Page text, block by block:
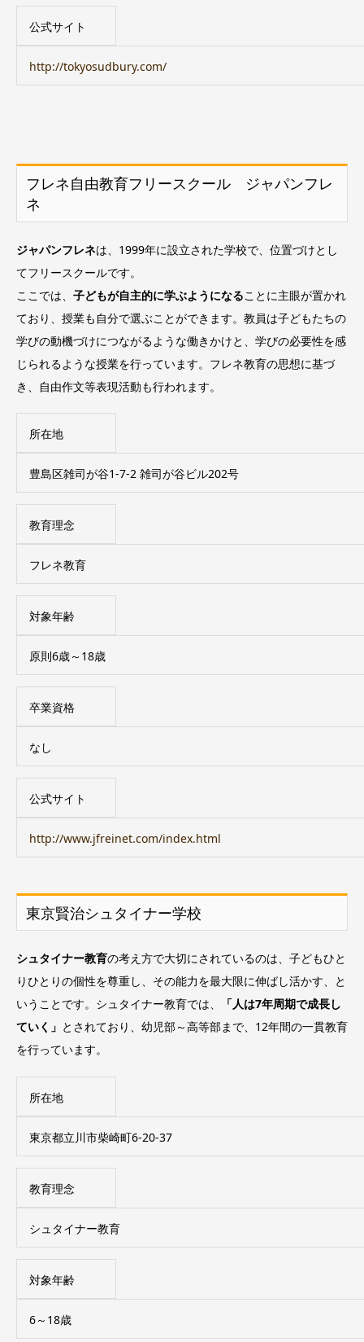
公式サイト
http://tokyosudbury.com/
フレネ自由教育フリースクール ジャパンフレ
ネ
ジャパンフレネは、1999年に設立された学校で、位置づけとし
てフリースクールです。
ここでは、 子どもが自主的に学ぶようになることに主眼が置かれ
ており、授業も自分で選ぶことができます。教員は子どもたちの
学びの動機づけにつながるような働きかけと、学びの必要性を感
じられるような授業を行っています。フレネ教育の思想に基づ
き、自由作文等表現活動も行われます。
所在地
豊島区雑司が谷1-7-2 雑司が谷ビル202号
教育理念
フレネ教育
対象年齢
原則6歳～18歳
卒業資格
なし
公式サイト
http://www.jfreinet.com/index.html
東京賢治シュタイナー学校
シュタイナー教育の考え方で大切にされているのは、子どもひと
りひとりの個性を尊重し、その能力を最大限に伸ばし活かす、と
いうことです。シュタイナー教育では、
「人は7年周期で成長し
ていく」 とされており、幼児部～高等部まで、12年間の一貫教育
を行っています。
所在地
東京都立川市柴崎町6-20-37
教育理念
シュタイナー教育
対象年齢
6～18歳